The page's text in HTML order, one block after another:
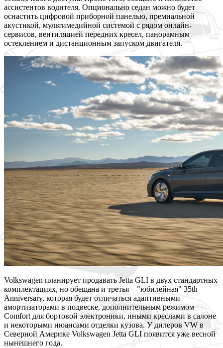
ассистентов водителя. Опционально седан можно будет
оснастить цифровой приборной панелью, премиальной
акустикой, мультимедийной системой с рядом онлайн-
сервисов, вентиляцией передних кресел, панорамным
остеклением и дистанционным запуском двигателя.
Volkswagen планирует продавать Jetta GLI в двух стандартных
комплектациях, но обещана и третья – "юбилейная" 35th
Anniversary, которая будет отличаться адаптивными
амортизаторами в подвеске, дополнительным режимом
Comfort для бортовой электроники, иными креслами в салоне
и некоторыми нюансами отделки кузова. У дилеров VW в
Северной Америке Volkswagen Jetta GLI появится уже весной
нынешнего года.